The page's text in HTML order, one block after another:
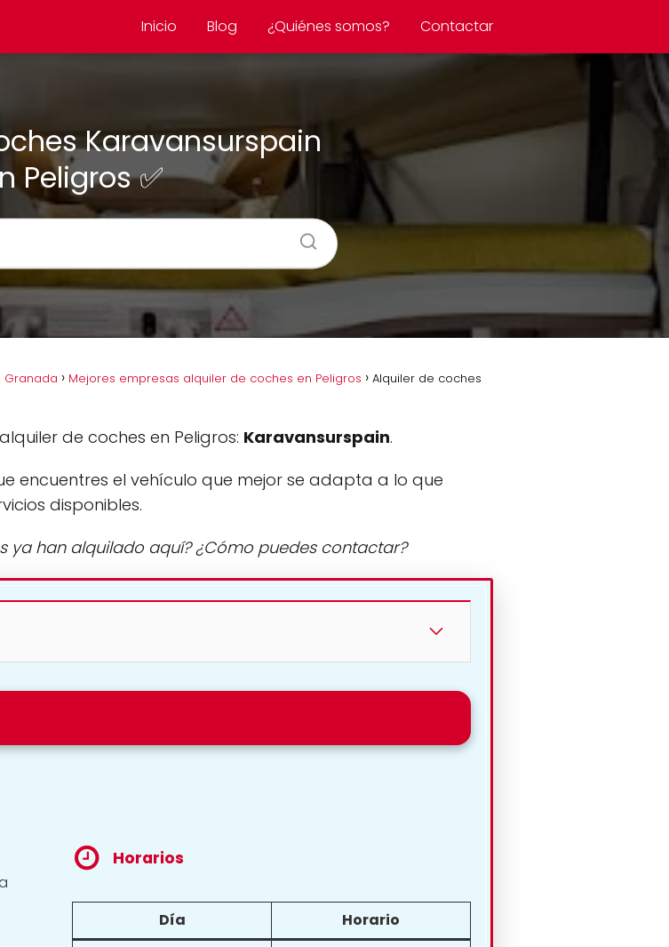
Inicio Blog ¿Quiénes somos? Contactar
Karavansurspain
Peligros ✅
Granada Mejores empresas alquiler de coches en Peligros
Alquiler de coches
de coches en Peligros: Karavansurspain.
encuentres el vehículo que mejor se adapta a lo que
disponibles.
ya han alquilado aquí? ¿Cómo puedes contactar?
Horarios
Día
Horario